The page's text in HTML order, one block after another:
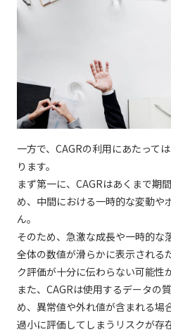
一方で、CAGRの利用にあたって
ります。
まず第一に、CAGRはあくまで期
め、中間における一時的な変動や
ん。
そのため、急激な成長や一時的な
全体の数値が滑らかに表示される
ク評価が十分に伝わらない可能性
また、CAGRは使用するデータの
め、異常値や外れ値が含まれる場
過小に評価してしまうリスクが存